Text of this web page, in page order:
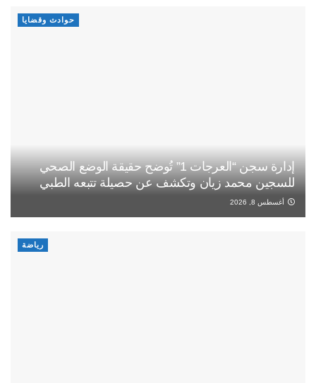
حوادث وقضايا
إدارة سجن “العرجات 1” تُوضح حقيقة الوضع الصحي
للسجين محمد زيان وتكشف عن حصيلة تتبعه الطبي
أغسطس 8, 2026
رياضة